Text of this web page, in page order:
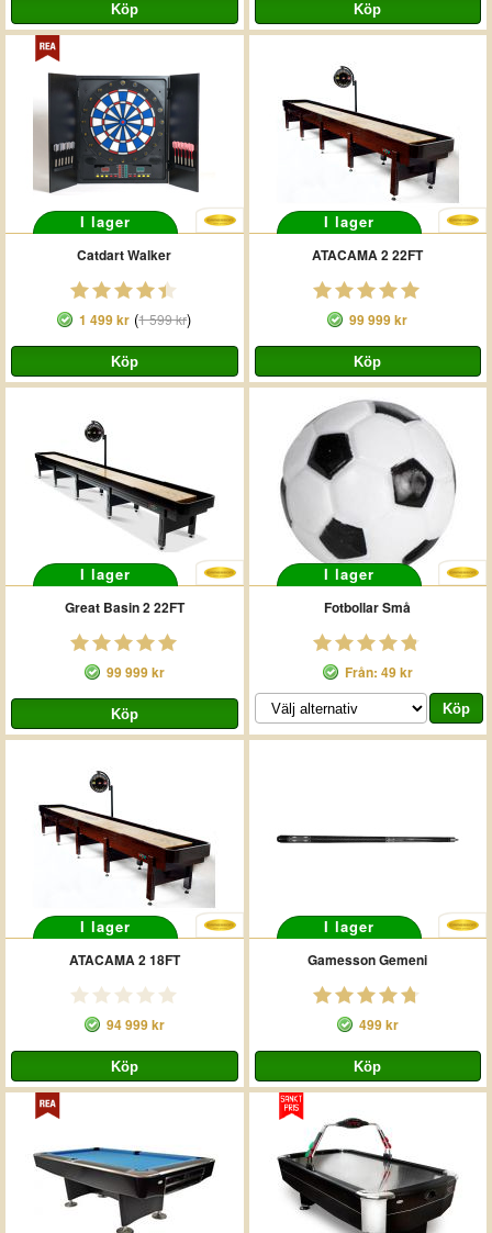
I lager
Catdart Walker
1 499 kr (1 599 kr)
I lager
ATACAMA 2 22FT
99 999 kr
I lager
Great Basin 2 22FT
99 999 kr
I lager
Fotbollar Små
Från: 49 kr
I lager
ATACAMA 2 18FT
94 999 kr
I lager
Gamesson Gemeni
499 kr